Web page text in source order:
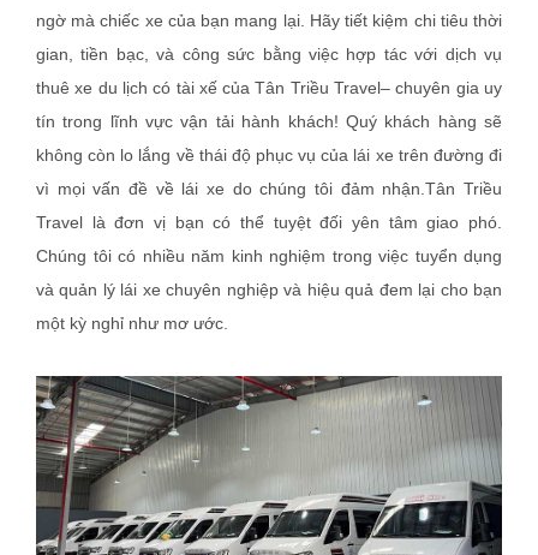
ngờ mà chiếc xe của bạn mang lại. Hãy tiết kiệm chi tiêu thời
gian, tiền bạc, và công sức bằng việc hợp tác với dịch vụ
thuê xe du lịch có tài xế của Tân Triều Travel– chuyên gia uy
tín trong lĩnh vực vận tải hành khách! Quý khách hàng sẽ
không còn lo lắng về thái độ phục vụ của lái xe trên đường đi
vì mọi vấn đề về lái xe do chúng tôi đảm nhận.Tân Triều
Travel là đơn vị bạn có thể tuyệt đối yên tâm giao phó.
Chúng tôi có nhiều năm kinh nghiệm trong việc tuyển dụng
và quản lý lái xe chuyên nghiệp và hiệu quả đem lại cho bạn
một kỳ nghỉ như mơ ước.